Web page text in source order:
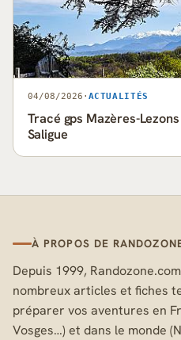
04/08/2026 · ACTUALITÉS
Tracé gps Mazères-
Saligue
À PROPOS DE
Depuis 1999,
nombreux articles et fiches
préparer vos aventures en
Vosges…) et dans le monde